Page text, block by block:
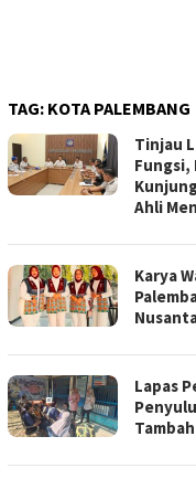
TAG: KOTA PALEMBANG
Tinjau
Fungsi,
Ahli
Karya
Lapas